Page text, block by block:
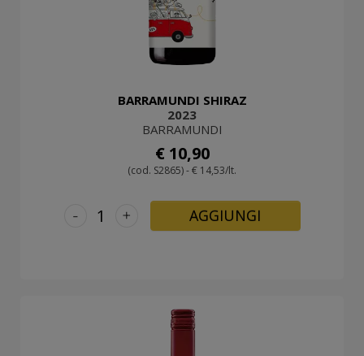
BARRAMUNDI SHIRAZ
2023
BARRAMUNDI
€ 10,90
(cod. S2865) - € 14,53/lt.
+
- AGGIUNGI